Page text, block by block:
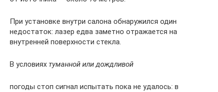
При установке внутри салона обнаружился один
недостаток: лазер едва заметно отражается на
внутренней поверхности стекла.
В условиях туманной или дождливой
погоды стоп сигнал испытать пока не удалось: в